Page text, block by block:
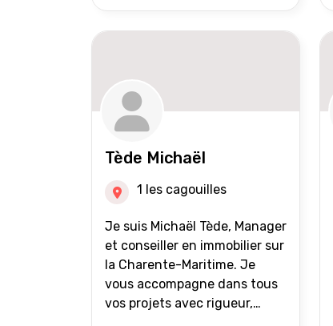
suivi personnalisés Mise en
avant du bien grâce à des
(niveau national et
international) Validation du
financement des acquéreurs
auprès de partenaires
financiers Portefeuille de
clients acquéreurs travaillé et
Vente en partage grâce au
réseau Iad France et Iad
Deutschland Inter agence
Tède Michaël
1 les cagouilles
Je suis Michaël Tède, Manager
et conseiller en immobilier sur
la Charente-Maritime. Je
vous accompagne dans tous
vos projets avec rigueur,